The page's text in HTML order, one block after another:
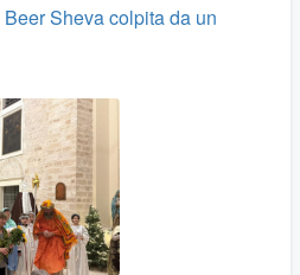
Sheva colpita da un